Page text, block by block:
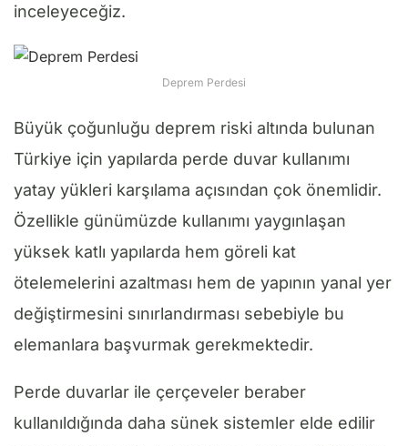
inceleyeceğiz.
Deprem Perdesi
Büyük çoğunluğu deprem riski altında bulunan
Türkiye için yapılarda perde duvar kullanımı
yatay yükleri karşılama açısından çok önemlidir.
Özellikle günümüzde kullanımı yaygınlaşan
yüksek katlı yapılarda hem göreli kat
ötelemelerini azaltması hem de yapının yanal yer
değiştirmesini sınırlandırması sebebiyle bu
elemanlara başvurmak gerekmektedir.
Perde duvarlar ile çerçeveler beraber
kullanıldığında daha sünek sistemler elde edilir